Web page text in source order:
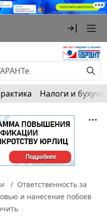
Налоги и
Ответственность за
и нанесение побоев